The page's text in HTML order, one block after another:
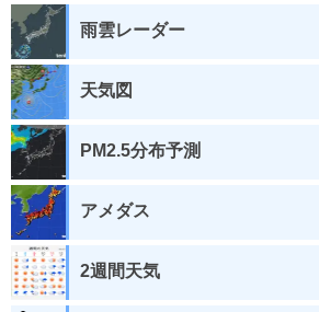
雨雲レーダー
天気図
PM2.5分布予測
アメダス
2週間天気